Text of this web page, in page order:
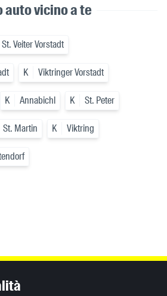
auto vicino a te
St. Veiter Vorstadt
K Viktringer Vorstadt
K Annabichl K St. Peter
St. Martin K Viktring